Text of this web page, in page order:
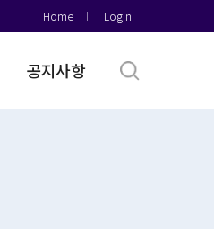
Home Login
공지사항